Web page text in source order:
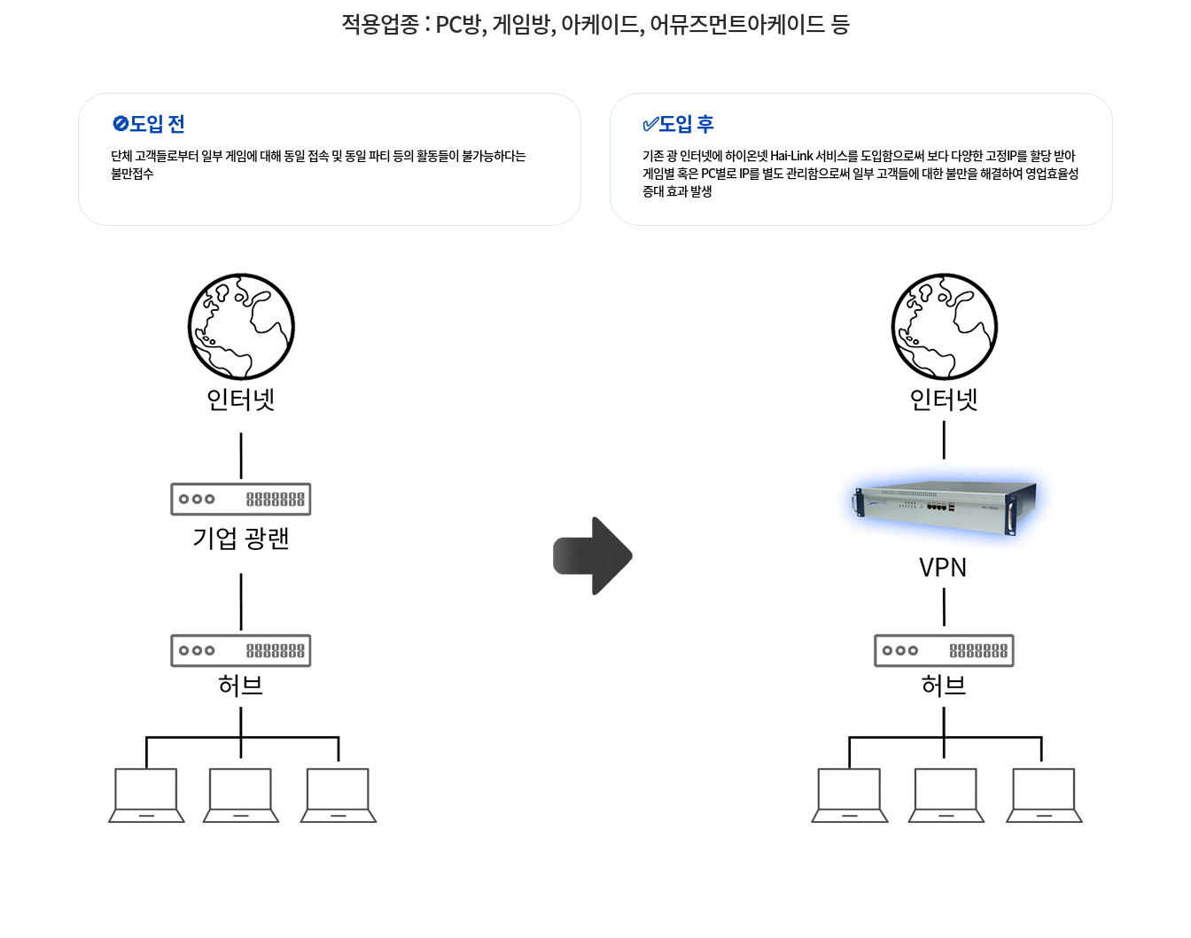
적용업종 : PC방, 게임방, 아케이드, 어뮤즈먼트아케이드 등
🚫도입 전
단체 고객들로부터 일부 게임에 대해 동일 접속 및 동일 파티 등의 활동들이 불가능하다는
불만접수
✅도입 후
기존 광 인터넷에 하이온넷 Hai-Link 서비스를 도입함으로써 보다 다양한 고정IP를 할당 받아
게임별 혹은 PC별로 IP를 별도 관리함으로써 일부 고객들에 대한 불만을 해결하여 영업효율성
증대 효과 발생